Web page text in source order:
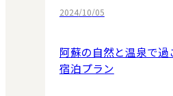
2024/10/05
阿蘇の自然と温泉で
宿泊プラン